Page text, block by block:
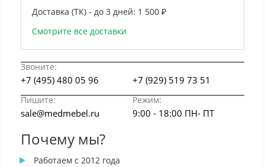
Доставка (ТК) - до 3 дней: 1 500 ₽
Смотрите все доставки
Звоните:
+7 (495) 480 05 96 +7 (929) 519 73 51
Пишите: Режим:
sale@medmebel.ru 9:00 - 18:00 ПН- ПТ
Почему мы?
Работаем с 2012 года